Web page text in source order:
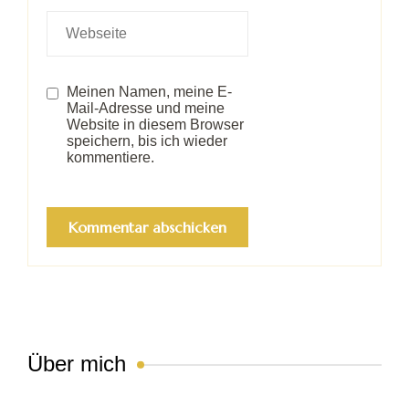
Meinen Namen, meine E-
Mail-Adresse und meine
Website in diesem Browser
speichern, bis ich wieder
kommentiere.
Über mich